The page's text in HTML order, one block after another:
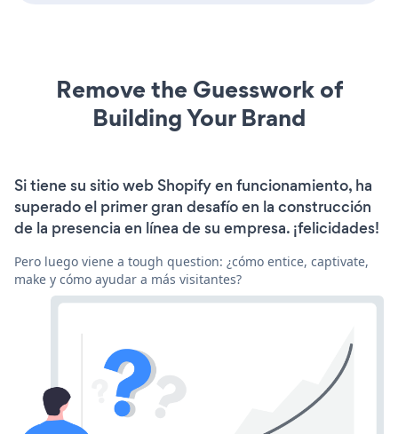
Remove the Guesswork of
Building Your Brand
Si tiene su sitio web Shopify en funcionamiento, ha
superado el primer gran desafío en la construcción
de la presencia en línea de su empresa. ¡felicidades!
Pero luego viene a tough question: ¿cómo entice, captivate,
make y cómo ayudar a más visitantes?